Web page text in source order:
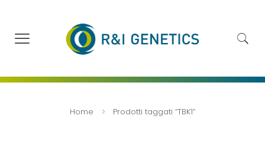
Home Prodotti taggati “TBK1”